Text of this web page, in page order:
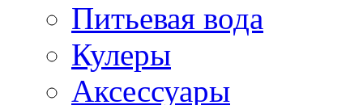
Питьевая вода
Кулеры
Аксессуары